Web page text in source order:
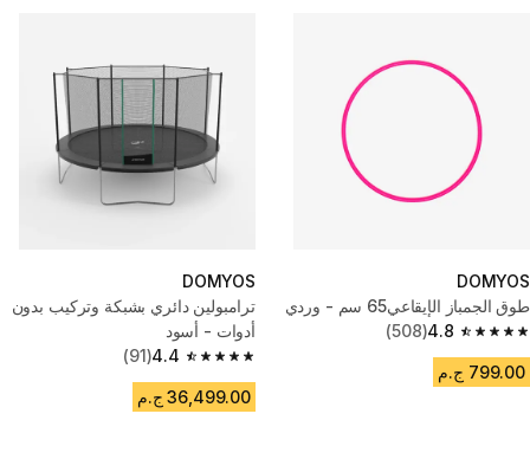
DOMYOS
طوق الجمباز الإيقاعي65 سم - وردي
4.8
4.8 out of 5 stars from 508 reviews
(508)
799.00 ج.م
DOMYOS
ترامبولين دائري بشبكة وتركيب بدون
أدوات - أسود
4.4
4.4 out of 5 stars from 91 reviews
(91)
36,499.00 ج.م